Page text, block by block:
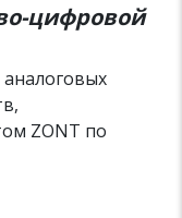
цифровой
ZONT по